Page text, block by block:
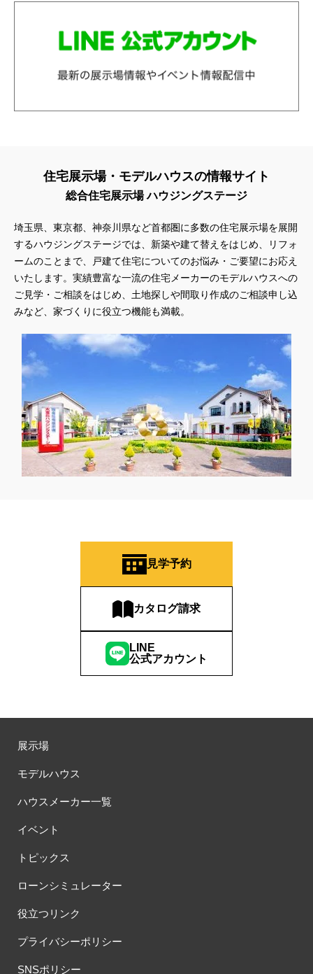
住宅展示場・モデルハウスの情報サイト
総合住宅展示場 ハウジングステージ
埼玉県、東京都、神奈川県など首都圏に多数の住宅展示場を展開
するハウジングステージでは、新築や建て替えをはじめ、リフォ
ームのことまで、戸建て住宅についてのお悩み・ご要望にお応え
いたします。実績豊富な一流の住宅メーカーのモデルハウスへの
ご見学・ご相談をはじめ、土地探しや間取り作成のご相談申し込
みなど、家づくりに役立つ機能も満載。
見学予約
カタログ請求
LINE
公式アカウント
展示場
モデルハウス
ハウスメーカー一覧
イベント
トピックス
ローンシミュレーター
役立つリンク
プライバシーポリシー
SNSポリシー